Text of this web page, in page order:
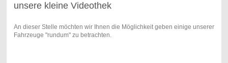
unsere kleine Videothek
An dieser Stelle möchten wir Ihnen die Möglichkeit geben einige unserer
Fahrzeuge "rundum" zu betrachten.